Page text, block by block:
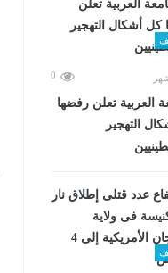
0
العربية تعلن رفضها
التهجير